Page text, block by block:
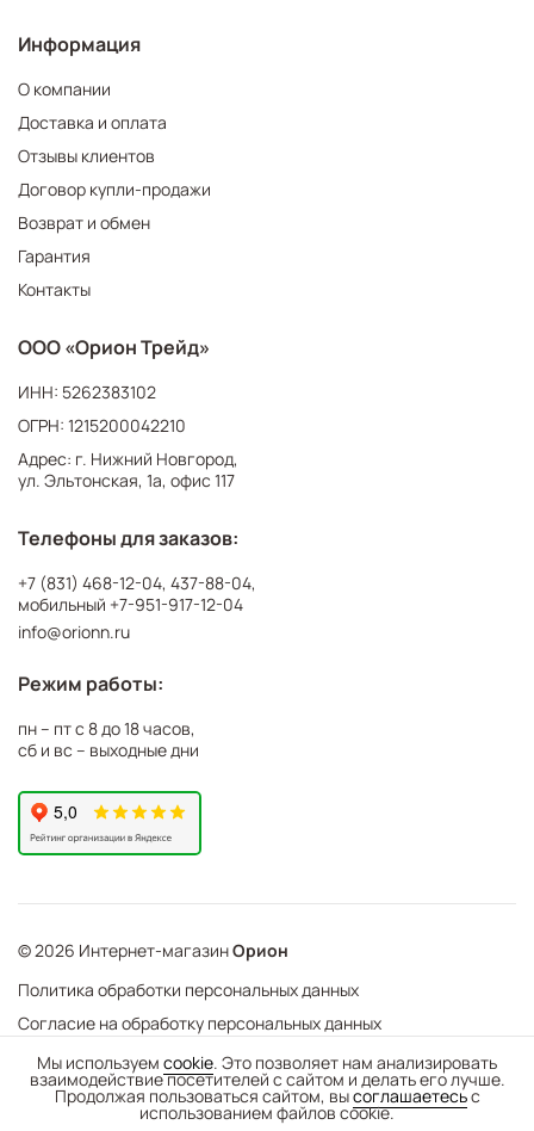
Мы используем cookie. Это позволяет нам анализировать
взаимодействие посетителей с сайтом и делать его лучше.
Продолжая пользоваться сайтом, высоглашаетесьс
использованием файлов cookie.
- + В корзину
Информация
О компании
Доставка и оплата
Отзывы клиентов
Договор купли-продажи
Возврат и обмен
Гарантия
Контакты
ООО «Орион Трейд»
ИНН: 5262383102
ОГРН: 1215200042210
Адрес: г. Нижний Новгород,
ул. Эльтонская, 1а, офис 117
Телефоны для заказов:
+7 (831) 468-12-04, 437-88-04,
мобильный +7-951-917-12-04
info@orionn.ru
Режим работы:
пн – пт с 8 до 18 часов,
сб и вс – выходные дни
© 2026 Интернет-магазинОрион
Политика обработки персональных данных
Согласие на обработку персональных данных
Web Механика
- создание интернет-магазинов